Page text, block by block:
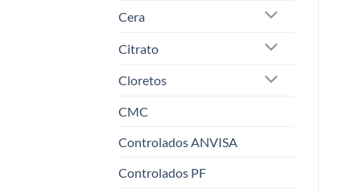
Cera
Citrato
Cloretos
CMC
Controlados ANVISA
Controlados PF